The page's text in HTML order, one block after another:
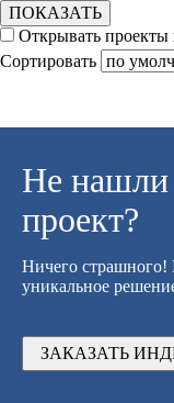
ПОКАЗАТЬ
Открывать проекты
Сортировать
Не
проект?
Ничего страшного!
уникальное
ЗАКАЗАТЬ